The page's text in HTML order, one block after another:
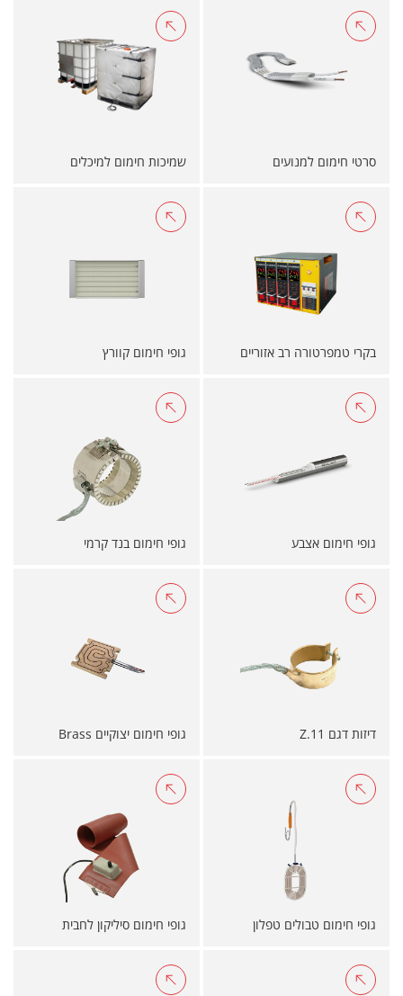
סרטי חימום למנועים שמיכות חימום למיכלים
בקרי טמפרטורה רב אזוריים גופי חימום קוורץ
גופי חימום אצבע גופי חימום בנד קרמי
דיזות דגם Z.11 גופי חימום יצוקיים Brass
גופי חימום טבולים טפלון גופי חימום סיליקון לחבית